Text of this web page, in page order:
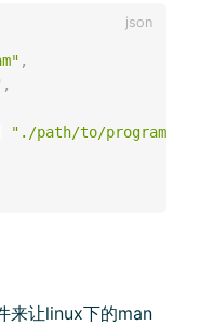
,
,
"./path/to/program"
来让linux下的man